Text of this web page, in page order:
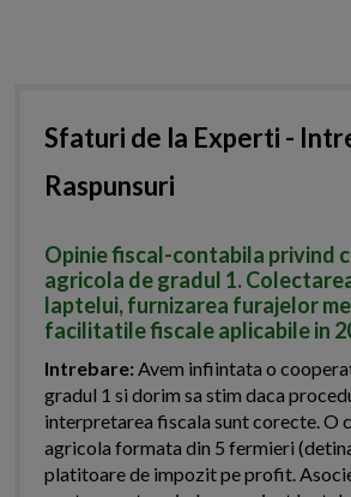
Sfaturi de la Experti -
Raspunsuri
Opinie fiscal-contabila privind
agricola de gradul 1.
laptelui, furnizarea furajelor
facilitatile fiscale aplicabile in
Intrebare:Avem infiintata o
gradul 1 si dorim sa stim daca
interpretarea fiscala sunt corecte. O
agricola formata din 5 fermieri
platitoare de impozit pe profit.